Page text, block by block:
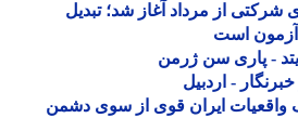
از مرداد آغاز شد؛ تبدیل
است
- پاری سن ژرمن
- اردبیل
ایران قوی از سوی دشمن